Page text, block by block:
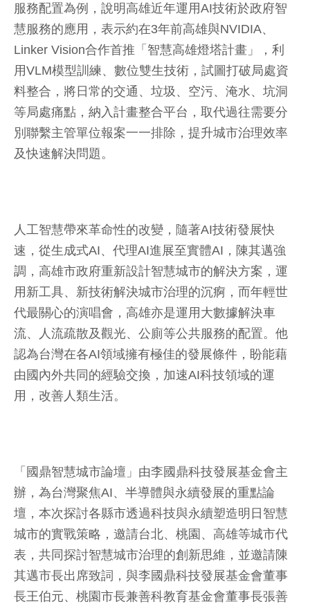
服務配置為例，說明高雄近年運用AI技術於政府智
慧服務的應用，表示約在3年前高雄與NVIDIA、
Linker Vision合作首推「智慧高雄燈塔計畫」，利
用VLM模型訓練、數位雙生技術，試圖打破局處資
料整合，將日常的交通、垃圾、空污、淹水、坑洞
等局處痛點，納入計畫整合平台，取代過往需要分
別聯繫主管單位報案一一排除，提升城市治理效率
及快速解決問題。
人工智慧帶來革命性的改變，隨著AI技術發展快
速，從生成式AI、代理AI進展至實體AI，陳其邁強
調，高雄市政府重新設計智慧城市的解決方案，運
用新工具、新技術解決城市治理的沉痾，而年輕世
代最關心的演唱會，高雄亦是運用大數據解決車
流、人流疏散及觀光、公廁等公共服務的配置。他
認為台灣在各AI領域擁有極佳的發展條件，盼能藉
由國內外共同的經驗交換，加速AI科技領域的運
用，改善人類生活。
「國鼎智慧城市論壇」由李國鼎科技發展基金會主
辦，為台灣聚焦AI、半導體與永續發展的重點論
壇，本次探討各縣市透過科技與永續塑造明日智慧
城市的實戰策略，邀請台北、桃園、高雄等城市代
表，共同探討智慧城市治理的創新思維，並邀請陳
其邁市長出席致詞，與李國鼎科技發展基金會董事
長王伯元、桃園市長兼善科教育基金會董事長張善